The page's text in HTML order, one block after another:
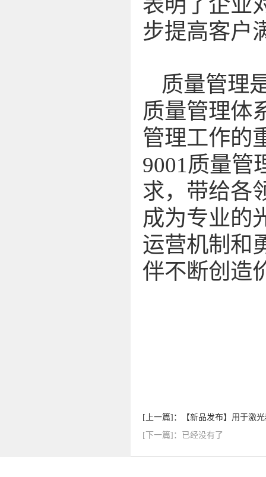
表明了企业
步提高客户
质量管理
质量管理体
管理工作的
9001质量管
求，带给各
成为专业的
运营机制和
伴不断创造
[上一篇]：【新品发布】用于激
[下一篇]：已经没有了